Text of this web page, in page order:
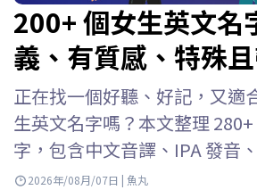
200+ 個女生英文名
義、有質感、特殊
富！
正在找一個好聽、好記，又適
生英文名字嗎？本文整理
字，包含中文音譯、IPA 發音
意，並依照熱門、優雅、職場
2026年/08月/07日 | 魚丸